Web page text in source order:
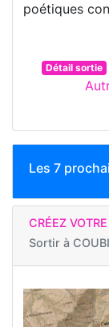
poétiques
Détail sortie
Les 7
CRÉEZ
Sortir à